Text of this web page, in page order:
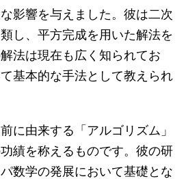
影響を与えました。彼は二次
し、平方完成を用いた解法を
法は現在も広く知られてお
基本的な手法として教えられ
に由来する「アルゴリズム」
績を称えるものです。彼の研
数学の発展において基礎とな